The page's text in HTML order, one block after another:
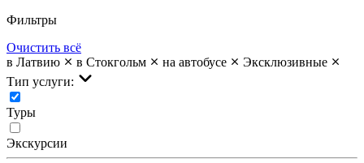
Фильтры
Очистить всё
в Латвию
в Стокгольм на автобусе
Эксклюзивные
Тип услуги:
Туры
Экскурсии